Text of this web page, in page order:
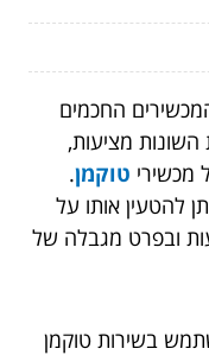
החכמים
השונות מציעות,
מכשירי טוקמן.
להטעין אותו על
ובפרט מגבלה של
בשירות טוקמן